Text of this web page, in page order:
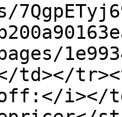
td></
i></